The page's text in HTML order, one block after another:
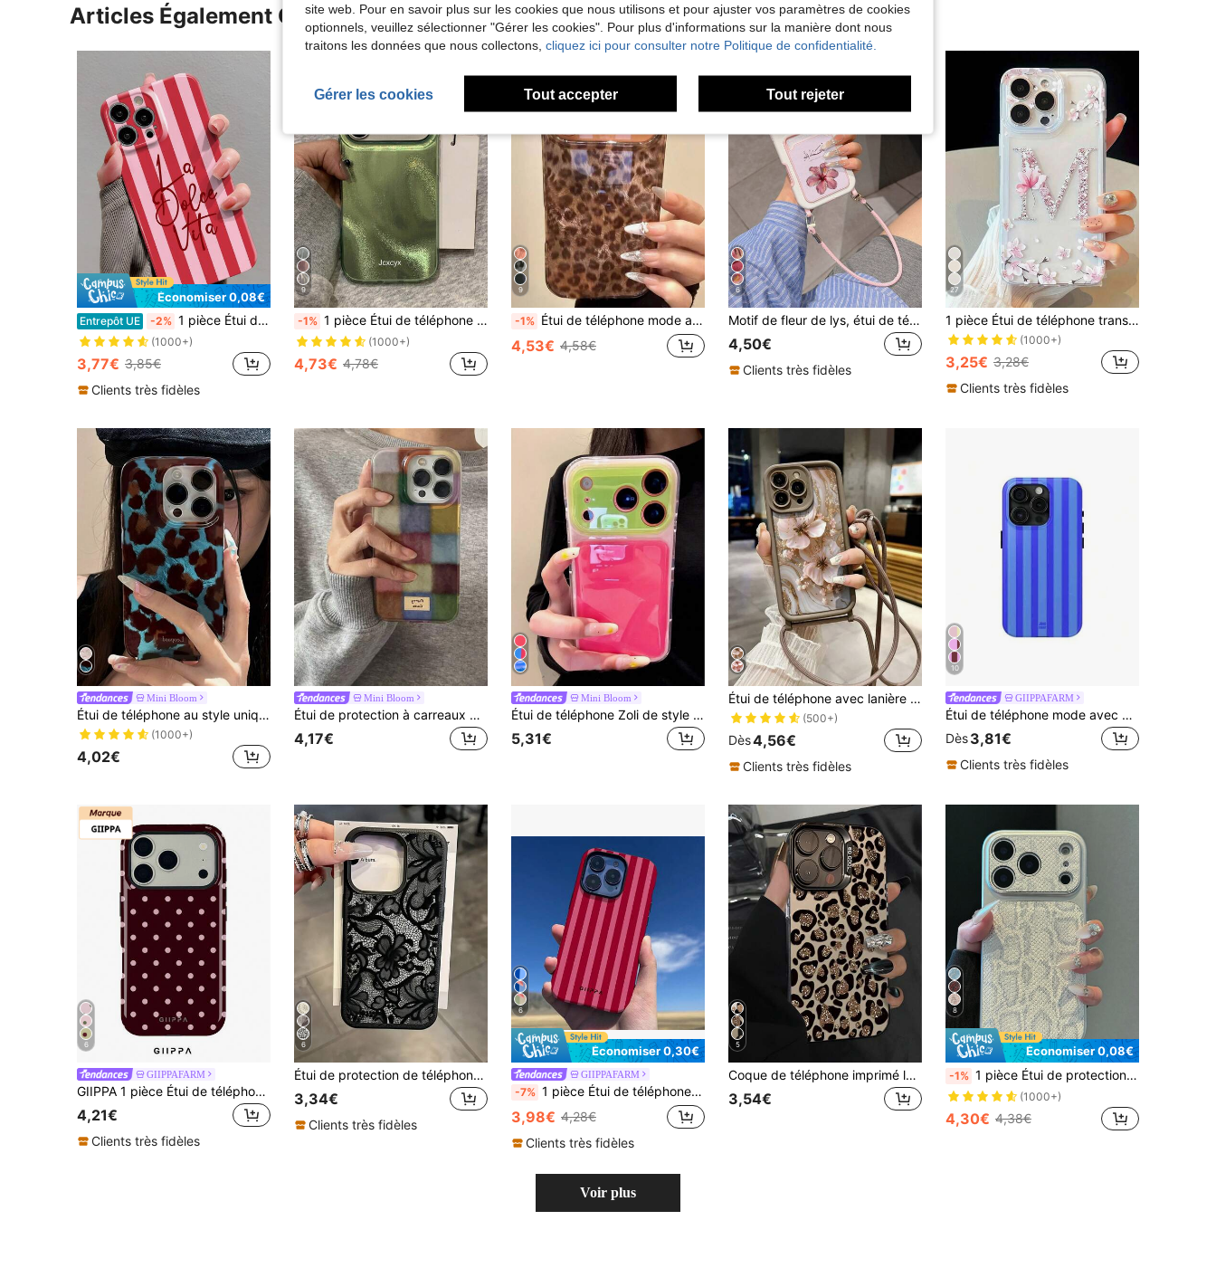
Articles Également Consultés
Économiser 0,08€
Entrepôt UE -2% 1 pièce Étui de téléphone mode minimaliste rayé rose. Étui de téléphone rigide à double couleur, rayures, slogan anglais perforé, film brillant, compatible avec iPhone 11/12/13/14/15/16 Pro Max. Étanche, antichoc, anti-rayures. Version internationale, pas la version domestique. Cadeau de printemps, anniversaire, fête
(1000+)
3,77€ 3,85€
Clients très fidèles
9
-1% 1 pièce Étui de téléphone IMD brillant avec paillettes asymétriques et effet de vague d'eau, compatible avec iPhone 17 Pro Max 17 Pro 16 Pro Max 15 Pro Max 14 Pro Max 13 Pro Max 16 15 14 Plus 13 12 Pro 11, coque souple rose brillant mignonne, cadeau mode Y2K pour fille
(1000+)
4,73€ 4,78€
9
-1% Étui de téléphone mode avec élément d'impression léopard Étui de téléphone à paillettes marron automne compatible avec iPhone 17 Pro Max 17 Pro 17 16 Pro Max 16 Pro 16 15 Pro Max 15 Pro 15 14 Pro Max 14 Pro 13 Pro Max 12 Pro Max 11 Étui de téléphone à la mode antichoc et anti-chute Cadeau de printemps pour anniversaire et fête
4,53€ 4,58€
6
Motif de fleur de lys, étui de téléphone anti-chute en cuir rose, matériau TPU, convient comme cadeau de vacances, compatible avec Apple 11 12 13 14 15 16pro/Promax/14 15 16/17, unisexe
4,50€
Clients très fidèles
27
1 pièce Étui de téléphone transparent antichoc avec élément floral lettre M personnalisé en TPU compatible avec iPhone 17 16 15 14 13 12 11 Pro Max, A55/54/53/52/51, S25/24/23/22/21 Ultra, cadeau d'anniversaire
(1000+)
3,25€ 3,28€
Clients très fidèles
Mini Bloom
Étui de téléphone au style unique imprimé léopard bleu et marron, compatible avec 16 Pro Max, 14, 13, 12, 17, 15 Pro, 14 Pro. Élégant et protecteur.
(1000+)
4,02€
Mini Bloom
Étui de protection à carreaux TPU antichoc, style rétro coloré compatible avec iPhone 16 Pro Max, 15/17 nouveaux modèles, 14 Pro/13, 12, 11XR. Étui souple TPU antichoc, cadeau d'anniversaire de printemps
4,17€
Mini Bloom
Étui de téléphone Zoli de style coréen premium d'été avec blocs de couleurs de gelée de dopamine, compatible avec iPhone 17 Pro Max, Apple 16 New, 15 Pro, 16 PM, 17 Pro, couverture complète anti-chute, minimaliste personnalisé pour femmes
5,31€
Étui de téléphone avec lanière en silicone style fleur colorée, motif floral peint, nouvelle encoche. Étui de téléphone haut de gamme bicolore marron, avec protection épaisse antichoc. Compatible avec iPhone 16/16 Pro/16 Pro Max/16 Plus/14 Pro Max avec sangle amovible. Compatible avec iPhone 15 Pro Max/13 Pro Max/14/7 Plus/12 Pro Max, doux silicone beige 11 style sac à dos avec lanière réglable. Étuis de téléphone étanches anti-chute et anti-rayures, cadeau de printemps, cadeau d'anniversaire pour maman
(500+)
Dès4,56€
Clients très fidèles
10
GIIPPAFARM
Étui de téléphone mode avec éléments rayés bleus JIMO CORNA compatible avec iPhone 17 Pro Max 16 15 14 13 12 11. Étui d'été de haute qualité, cadeau pour les jeunes filles, printemps, anniversaire, Pâques, cadeau pour maman
Dès3,81€
Clients très fidèles
6
GIIPPAFARM
GIIPPA 1 pièce Étui de téléphone avec fond bordeaux et motif à pois roses, compatible avec Phone 17 Pro Max, Phone 16 Pro Max, 15 Pro Max, 14 Pro Max, style coréen haut de gamme, à la mode et amusant, compatible avec 11/12/13/14/15/75 Pro Max Plus, design élégant convenant aux hommes et aux femmes, cadeau parfait pour la petite amie!
4,21€
Clients très fidèles
6
Étui de protection de téléphone en TPU noir avec dentelle, antichoc, 1 pièce, motif dentelle et fleur peinte, texture mate effet litchi, couverture intégrale, compatible avec 11 12 13 14 15 16 17 Pro Max, cadeau de printemps, anniversaire, esthétique
3,34€
Clients très fidèles
6
Économiser 0,30€
GIIPPAFARM
-7% 1 pièce Étui de téléphone à rayures rouges design mode antichoc rose pour iPhone 17 Pro Max, compatible avec iPhone 16 Pro Max, 15 Pro Max, 14 Pro Max. Étui de téléphone coréen élégant et intéressant, compatible avec iPhone 11/12/13/14/15/16 Pro Max Plus. Design élégant convenant aux hommes et aux femmes, cadeau idéal pour la petite amie. Version internationale, pas la version domestique. Printemps, Pâques, anniversaire.
3,98€ 4,28€
Clients très fidèles
5
Coque de téléphone imprimé léopard coloré argent pour téléphone 16 15 14 13 12 11 Pro Max, coque de protection antichoc à couverture complète, esthétique de luxe élégante, ajustement fin, résistante aux rayures, durable, légère
3,54€
8
Économiser 0,08€
-1% 1 pièce Étui de protection pour téléphone PU avec motif léopard et élément doré, compatible avec iPhone 17Pro/17/Air/17Promax/11/12/13/14/12 Pro Max/16 Pro/15 Series avec protection de l'objectif. Cadeau de vacances, cadeau d'anniversaire de printemps
(1000+)
4,30€ 4,38€
Voir plus
site web. Pour en savoir plus sur les cookies que nous utilisons et pour ajuster vos paramètres de cookies
optionnels, veuillez sélectionner "Gérer les cookies". Pour plus d'informations sur la manière dont nous
traitons les données que nous collectons, cliquez ici pour consulter notre Politique de confidentialité.
Gérer les cookies Tout accepter Tout rejeter